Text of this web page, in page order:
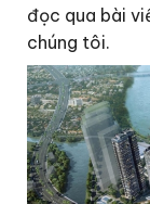
đọc qua bài
chúng tôi.